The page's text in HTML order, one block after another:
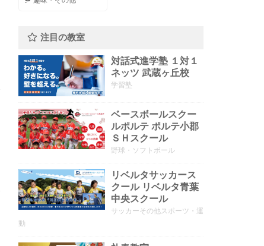
注目の教室
対話式進学塾 １対１
ネッツ 武蔵ヶ丘校
学習塾
ベースボールスクー
ルポルテ ポルテ小郡
ＳＨスクール
野球・ソフトボール
リベルタサッカース
クール リベルタ青葉
中央スクール
サッカーその他スポーツ・運
動